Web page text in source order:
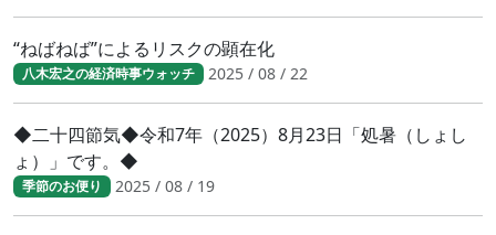
“ねばねば”によるリスクの顕在化
八木宏之の経済時事ウォッチ 2025 / 08 / 22
◆二十四節気◆令和7年（2025）8月23日「処暑（しょし
ょ）」です。◆
季節のお便り 2025 / 08 / 19